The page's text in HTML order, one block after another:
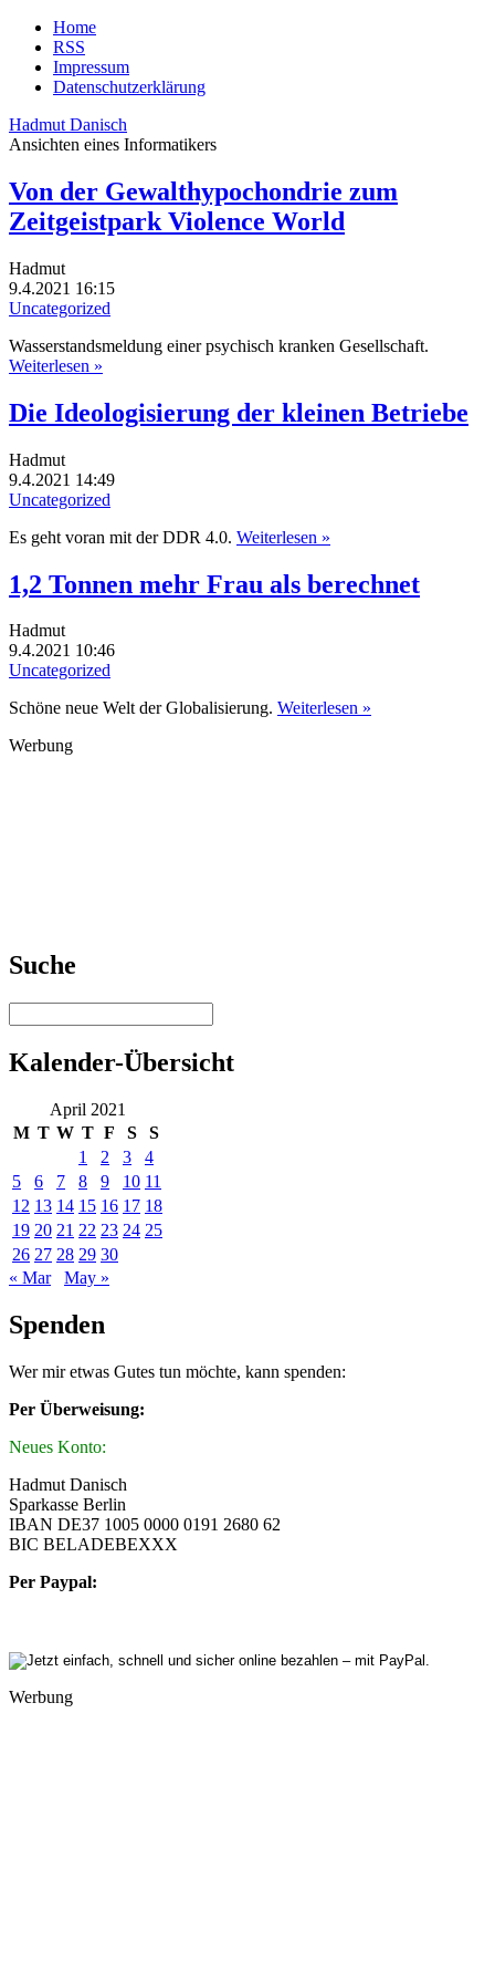
Home
RSS
Impressum
Datenschutzerklärung
Hadmut Danisch
Ansichten eines Informatikers
Von der Gewalthypochondrie zum
Zeitgeistpark Violence World
Hadmut
9.4.2021 16:15
Uncategorized
Wasserstandsmeldung einer psychisch kranken Gesellschaft.
Weiterlesen »
Die Ideologisierung der kleinen Betriebe
Hadmut
9.4.2021 14:49
Uncategorized
Es geht voran mit der DDR 4.0. Weiterlesen »
1,2 Tonnen mehr Frau als berechnet
Hadmut
9.4.2021 10:46
Uncategorized
Schöne neue Welt der Globalisierung. Weiterlesen »
Werbung
Suche
Kalender-Übersicht
April 2021
M T W T F S
S
1
2 3
4
5
6 7 8 9 10 11
12 13 14 15 16 17 18
19 20 21 22 23 24 25
26 27 28 29 30
« Mar
May »
Spenden
Wer mir etwas Gutes tun möchte, kann spenden:
Per Überweisung:
Neues Konto:
Hadmut Danisch
Sparkasse Berlin
IBAN DE37 1005 0000 0191 2680 62
BIC BELADEBEXXX
Per Paypal:
Werbung